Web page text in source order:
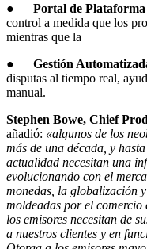
● Portal de Plataforma
control a medida que los
mientras que la
● Gestión
disputas al tiempo real,
manual.
Stephen Bowe, Chief
añadió: «algunos de los
más de una década, y
actualidad necesitan una
evolucionando con el
monedas, la globalización
moldeadas por el
los emisores necesitan de
a nuestros clientes y en